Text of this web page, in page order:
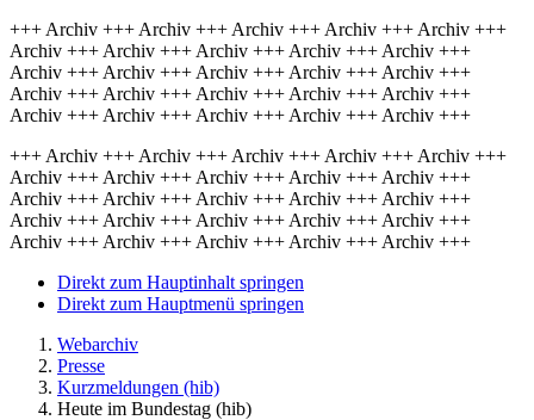
+++ Archiv +++ Archiv +++ Archiv +++ Archiv +++ Archiv +++
Archiv +++ Archiv +++ Archiv +++ Archiv +++ Archiv +++
Archiv +++ Archiv +++ Archiv +++ Archiv +++ Archiv +++
Archiv +++ Archiv +++ Archiv +++ Archiv +++ Archiv +++
Archiv +++ Archiv +++ Archiv +++ Archiv +++ Archiv +++
+++ Archiv +++ Archiv +++ Archiv +++ Archiv +++ Archiv +++
Archiv +++ Archiv +++ Archiv +++ Archiv +++ Archiv +++
Archiv +++ Archiv +++ Archiv +++ Archiv +++ Archiv +++
Archiv +++ Archiv +++ Archiv +++ Archiv +++ Archiv +++
Archiv +++ Archiv +++ Archiv +++ Archiv +++ Archiv +++
Direkt zum Hauptinhalt springen
Direkt zum Hauptmenü springen
Webarchiv
Presse
Kurzmeldungen (hib)
Heute im Bundestag (hib)